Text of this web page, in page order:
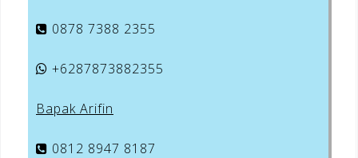
0878 7388 2355
+6287873882355
Bapak Arifin
0812 8947 8187